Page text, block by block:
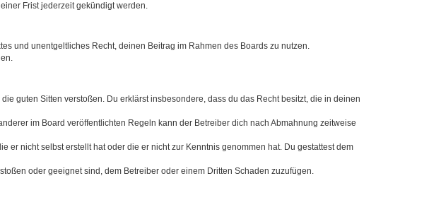
Frist jederzeit gekündigt werden.
und unentgeltliches Recht, deinen Beitrag im Rahmen des Boards zu nutzen.
guten Sitten verstoßen. Du erklärst insbesondere, dass du das Recht besitzt, die in deinen
im Board veröffentlichten Regeln kann der Betreiber dich nach Abmahnung zeitweise
er nicht selbst erstellt hat oder die er nicht zur Kenntnis genommen hat. Du gestattest dem
oder geeignet sind, dem Betreiber oder einem Dritten Schaden zuzufügen.